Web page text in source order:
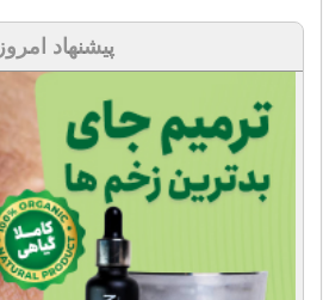
پیشنهاد امروز